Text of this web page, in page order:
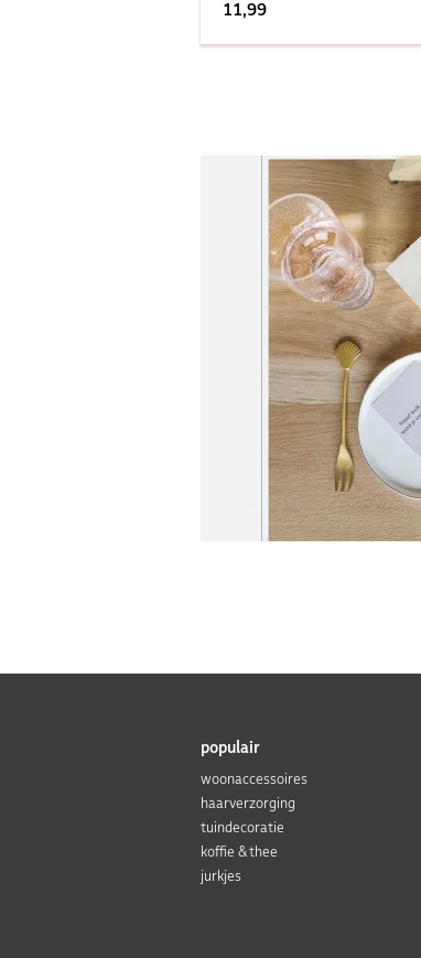
11,99
populair
woonaccessoires
haarverzorging
tuindecoratie
koffie & thee
jurkjes